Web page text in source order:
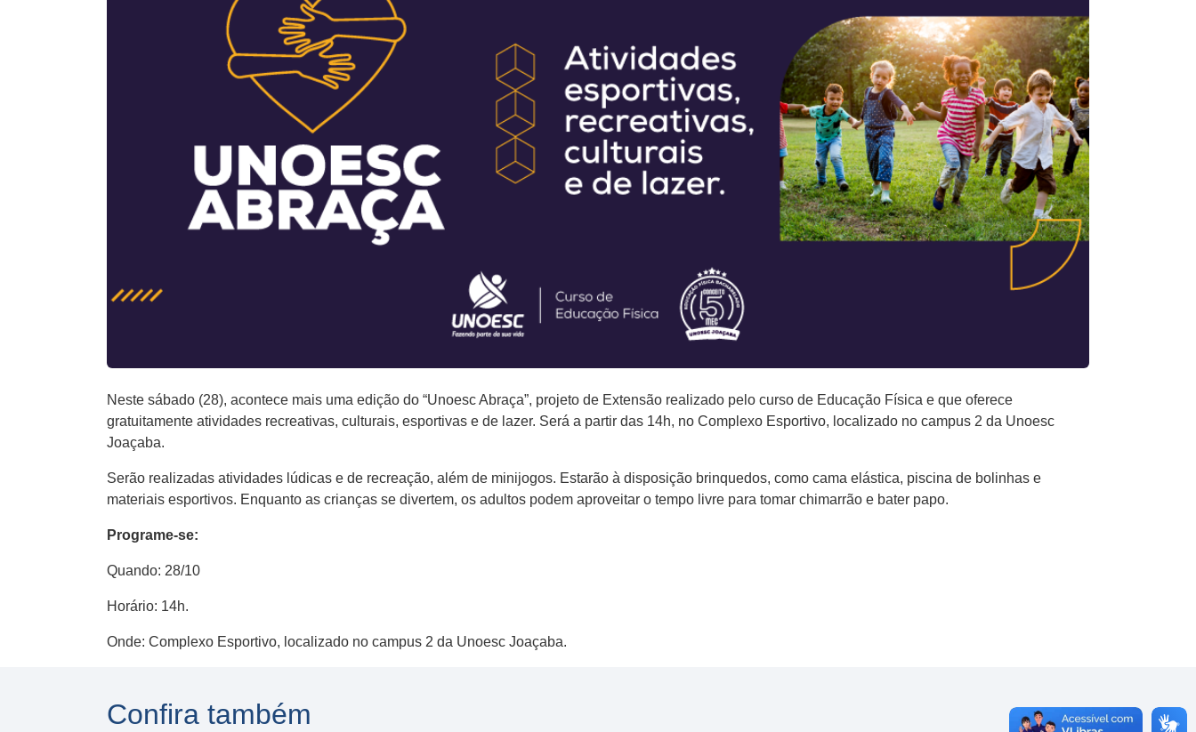
Neste sábado (28), acontece mais uma edição do “Unoesc Abraça”, projeto de Extensão realizado pelo curso de Educação Física e que oferece
gratuitamente atividades recreativas, culturais, esportivas e de lazer. Será a partir das 14h, no Complexo Esportivo, localizado no campus 2 da Unoesc
Joaçaba.
Serão realizadas atividades lúdicas e de recreação, além de minijogos. Estarão à disposição brinquedos, como cama elástica, piscina de bolinhas e
materiais esportivos. Enquanto as crianças se divertem, os adultos podem aproveitar o tempo livre para tomar chimarrão e bater papo.
Programe-se:
Quando: 28/10
Horário: 14h.
Onde: Complexo Esportivo, localizado no campus 2 da Unoesc Joaçaba.
Confira também